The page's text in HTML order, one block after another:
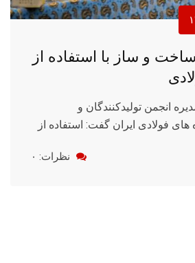
ساخت و ساز با استفاده از
انجمن تولیدکنندگان و
فولادی ایران گفت: استفاده از
نظرات: ۰